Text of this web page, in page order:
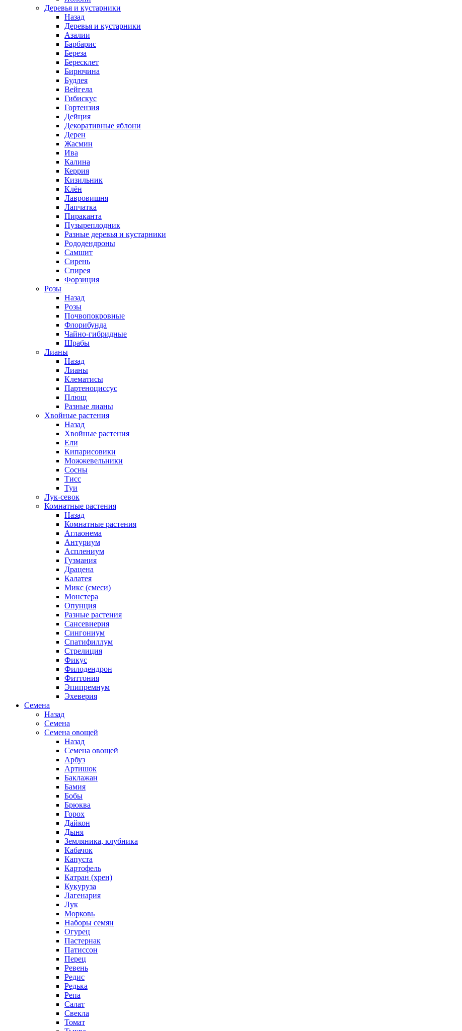
Деревья и кустарники
Назад
Деревья и кустарники
Азалии
Барбарис
Береза
Бересклет
Бирючина
Будлея
Вейгела
Гибискус
Гортензия
Дейция
Декоративные яблони
Дерен
Жасмин
Ива
Калина
Керрия
Кизильник
Клён
Лавровишня
Лапчатка
Пираканта
Пузыреплодник
Разные деревья и кустарники
Рододендроны
Самшит
Сирень
Спирея
Форзиция
Розы
Назад
Розы
Почвопокровные
Флорибунда
Чайно-гибридные
Шрабы
Лианы
Назад
Лианы
Клематисы
Партеноциссус
Плющ
Разные лианы
Хвойные растения
Назад
Хвойные растения
Ели
Кипарисовики
Можжевельники
Сосны
Тисс
Туи
Лук-севок
Комнатные растения
Назад
Комнатные растения
Аглаонема
Антуриум
Асплениум
Гузмания
Драцена
Калатея
Микс (смеси)
Монстера
Опунция
Разные растения
Сансевиерия
Сингониум
Спатифиллум
Стрелиция
Фикус
Филодендрон
Фиттония
Эпипремнум
Эхеверия
Семена
Назад
Семена
Семена овощей
Назад
Семена овощей
Арбуз
Артишок
Баклажан
Бамия
Бобы
Брюква
Горох
Дайкон
Дыня
Земляника, клубника
Кабачок
Капуста
Картофель
Катран (хрен)
Кукуруза
Лагенария
Лук
Морковь
Наборы семян
Огурец
Пастернак
Патиссон
Перец
Ревень
Редис
Редька
Репа
Салат
Свекла
Томат